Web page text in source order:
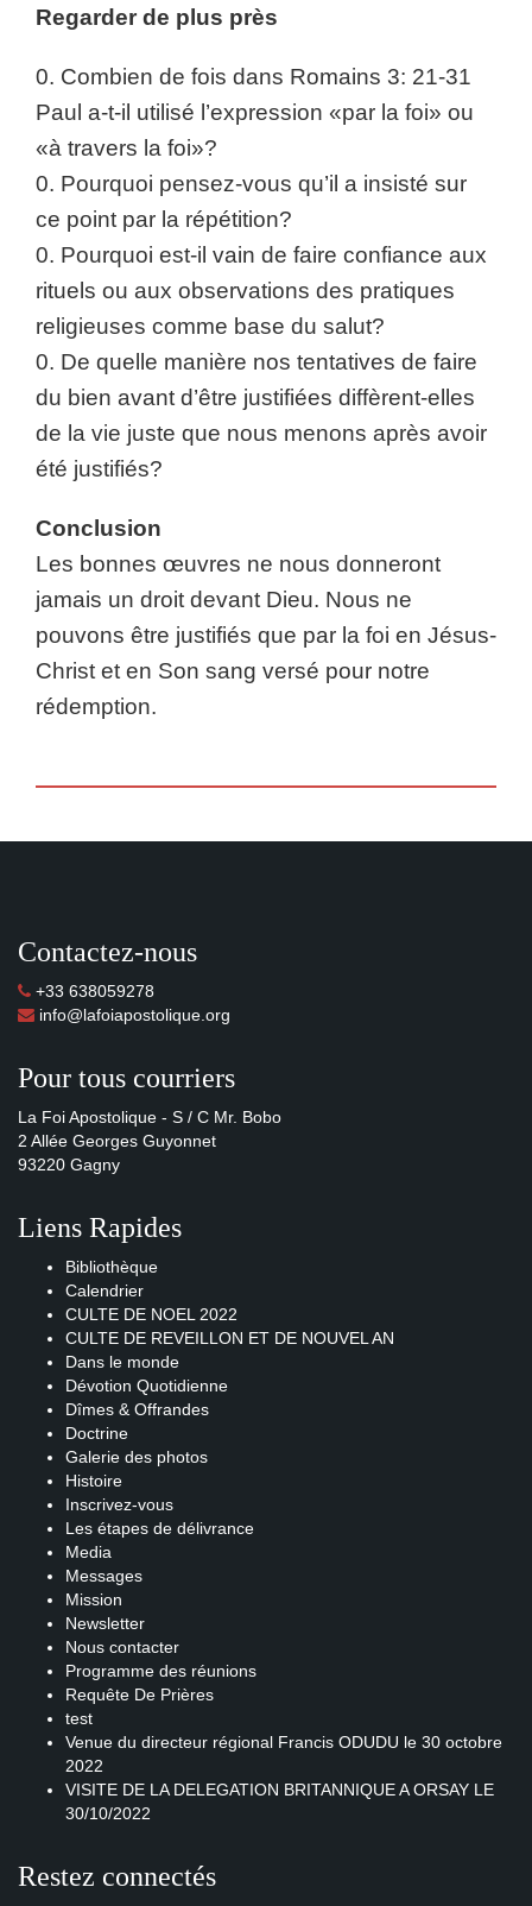
Regarder de plus près
0. Combien de fois dans Romains 3: 21-31
Paul a-t-il utilisé l’expression «par la foi» ou
«à travers la foi»?
0. Pourquoi pensez-vous qu’il a insisté sur
ce point par la répétition?
0. Pourquoi est-il vain de faire confiance aux
rituels ou aux observations des pratiques
religieuses comme base du salut?
0. De quelle manière nos tentatives de faire
du bien avant d’être justifiées diffèrent-elles
de la vie juste que nous menons après avoir
été justifiés?
Conclusion
Les bonnes œuvres ne nous donneront
jamais un droit devant Dieu. Nous ne
pouvons être justifiés que par la foi en Jésus-
Christ et en Son sang versé pour notre
rédemption.
Contactez-nous
+33 638059278
info@lafoiapostolique.org
Pour tous courriers
La Foi Apostolique - S / C Mr. Bobo
2 Allée Georges Guyonnet
93220 Gagny
Liens Rapides
Bibliothèque
Calendrier
CULTE DE NOEL 2022
CULTE DE REVEILLON ET DE NOUVEL AN
Dans le monde
Dévotion Quotidienne
Dîmes & Offrandes
Doctrine
Galerie des photos
Histoire
Inscrivez-vous
Les étapes de délivrance
Media
Messages
Mission
Newsletter
Nous contacter
Programme des réunions
Requête De Prières
test
Venue du directeur régional Francis ODUDU le 30 octobre
2022
VISITE DE LA DELEGATION BRITANNIQUE A ORSAY LE
30/10/2022
Restez connectés